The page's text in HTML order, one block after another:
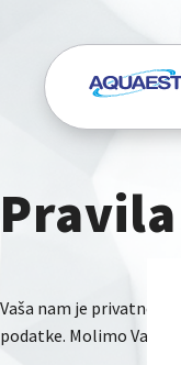
Vaša nam je privatnost
podatke. Molimo Vas